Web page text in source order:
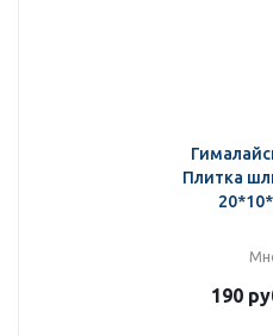
Плитка
190